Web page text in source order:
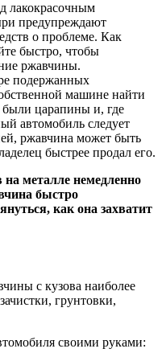
лакокрасочным
предупреждают
о проблеме. Как
быстро, чтобы
ржавчины.
подержанных
машине найти
были царапины и, где
автомобиль следует
ржавчина может быть
быстрее продал его.
металле немедленно
быстро
как она захватит
с кузова наиболее
грунтовки,
своими руками: